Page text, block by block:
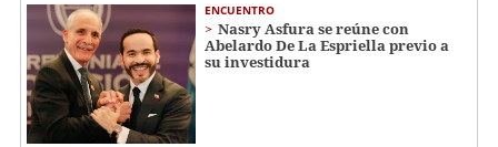
ENCUENTRO
Nasry Asfura se reúne con
Abelardo De La Espriella previo a
su investidura